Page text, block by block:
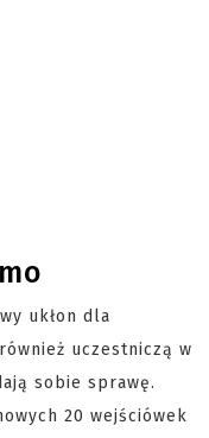
ukłon dla
uczestniczą w
sobie sprawę.
20 wejściówek